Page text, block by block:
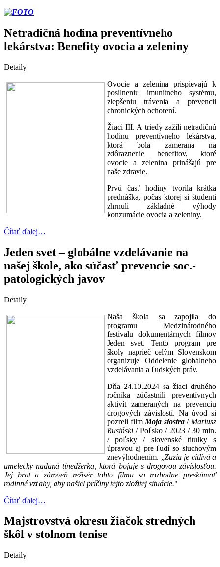
Netradičná hodina preventívneho
lekárstva: Benefity ovocia a zeleniny
Detaily
Ovocie a zelenina prispievajú k
posilneniu imunitného systému,
zlepšeniu trávenia a prevencii
chronických ochorení.
Žiaci III. A triedy zažili netradičnú
hodinu preventívneho lekárstva,
ktorá bola zameraná na
zdôraznenie benefitov, ktoré
ovocie a zelenina prinášajú pre
naše zdravie.
Prvú časť hodiny tvorila krátka
prednáška, počas ktorej si študenti
zhrnuli základné výhody
konzumácie ovocia a zeleniny.
Čítať ďalej…
Jeden svet – globálne vzdelávanie na
našej škole, ako súčasť prevencie soc.-
patologických javov
Detaily
Naša škola sa zapojila do
programu Medzinárodného
festivalu dokumentárnych filmov
Jeden svet. Tento program pre
školy naprieč celým Slovenskom
organizuje Oddelenie globálneho
vzdelávania a ľudských práv.
Dňa 24.10.2024 sa žiaci druhého
ročníka zúčastnili preventívnych
aktivít zameraných na prevenciu
drogových závislostí. Na úvod si
pozreli film Moja siostra/ Mariusz
Rusiński / Poľsko / 2023 / 30 min.
/ poľsky / slovenské titulky s
úpravou aj pre ľudí so sluchovým
znevýhodnením. „Zuzia je citlivá a
umelecky nadaná tínedžerka, ktorá bojuje s drogovou závislosťou.
Jej brat a zároveň režisér tohto filmu sa rozhodne preskúmať
rodinné vzťahy, aby našiel príčiny tejto zložitej situácie."
Čítať ďalej…
Majstrovstvá okresu žiačok stredných
škôl v stolnom tenise
Detaily